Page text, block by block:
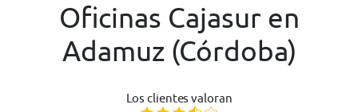
Oficinas Cajasur en
Adamuz (Córdoba)
Los clientes valoran